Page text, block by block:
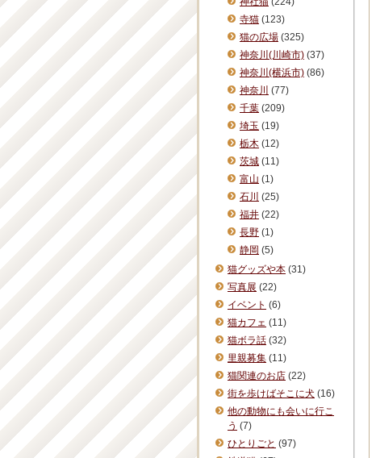
寺猫 (123)
猫の広場 (325)
神奈川(川崎市) (37)
神奈川(横浜市) (86)
神奈川 (77)
千葉 (209)
埼玉 (19)
栃木 (12)
茨城 (11)
富山 (1)
石川 (25)
福井 (22)
長野 (1)
静岡 (5)
猫グッズや本 (31)
写真展 (22)
イベント (6)
猫カフェ (11)
猫ボラ話 (32)
里親募集 (11)
猫関連のお店 (22)
街を歩けばそこに犬 (16)
他の動物にも会いに行こ
う (7)
ひとりごと (97)